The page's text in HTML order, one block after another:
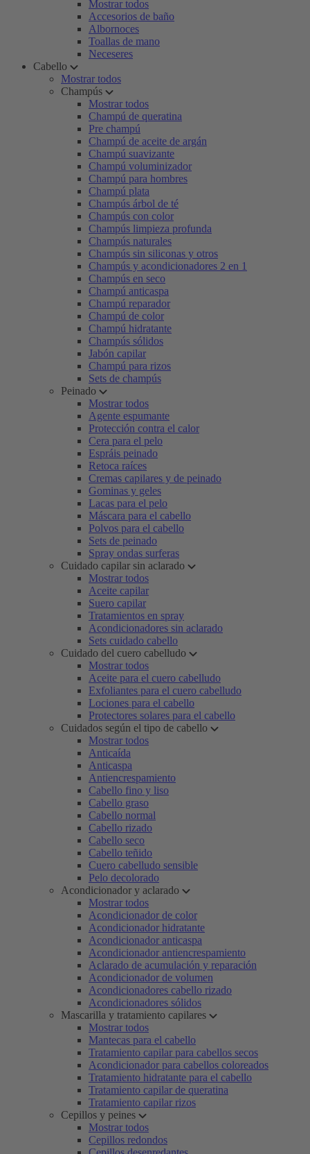
Mostrar todos
Accesorios de baño
Albornoces
Toallas de mano
Neceseres
Cabello
Mostrar todos
Champús
Mostrar todos
Champú de queratina
Pre champú
Champú de aceite de argán
Champú suavizante
Champú voluminizador
Champú para hombres
Champú plata
Champús árbol de té
Champús con color
Champús limpieza profunda
Champús naturales
Champús sin siliconas y otros
Champús y acondicionadores 2 en 1
Champús en seco
Champú anticaspa
Champú reparador
Champú de color
Champú hidratante
Champús sólidos
Jabón capilar
Champú para rizos
Sets de champús
Peinado
Mostrar todos
Agente espumante
Protección contra el calor
Cera para el pelo
Espráis peinado
Retoca raíces
Cremas capilares y de peinado
Gominas y geles
Lacas para el pelo
Máscara para el cabello
Polvos para el cabello
Sets de peinado
Spray ondas surferas
Cuidado capilar sin aclarado
Mostrar todos
Aceite capilar
Suero capilar
Tratamientos en spray
Acondicionadores sin aclarado
Sets cuidado cabello
Cuidado del cuero cabelludo
Mostrar todos
Aceite para el cuero cabelludo
Exfoliantes para el cuero cabelludo
Lociones para el cabello
Protectores solares para el cabello
Cuidados según el tipo de cabello
Mostrar todos
Anticaída
Anticaspa
Antiencrespamiento
Cabello fino y liso
Cabello graso
Cabello normal
Cabello rizado
Cabello seco
Cabello teñido
Cuero cabelludo sensible
Pelo decolorado
Acondicionador y aclarado
Mostrar todos
Acondicionador de color
Acondicionador hidratante
Acondicionador anticaspa
Acondicionador antiencrespamiento
Aclarado de acumulación y reparación
Acondicionador de volumen
Acondicionadores cabello rizado
Acondicionadores sólidos
Mascarilla y tratamiento capilares
Mostrar todos
Mantecas para el cabello
Tratamiento capilar para cabellos secos
Acondicionador para cabellos coloreados
Tratamiento hidratante para el cabello
Tratamiento capilar de queratina
Tratamiento capilar rizos
Cepillos y peines
Mostrar todos
Cepillos redondos